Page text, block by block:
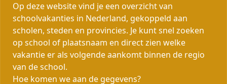
Op deze website vind je een overzicht van
schoolvakanties in Nederland, gekoppeld aan
scholen, steden en provincies. Je kunt snel zoeken
op school of plaatsnaam en direct zien welke
vakantie er als volgende aankomt binnen de regio
van de school.
Hoe komen we aan de gegevens?